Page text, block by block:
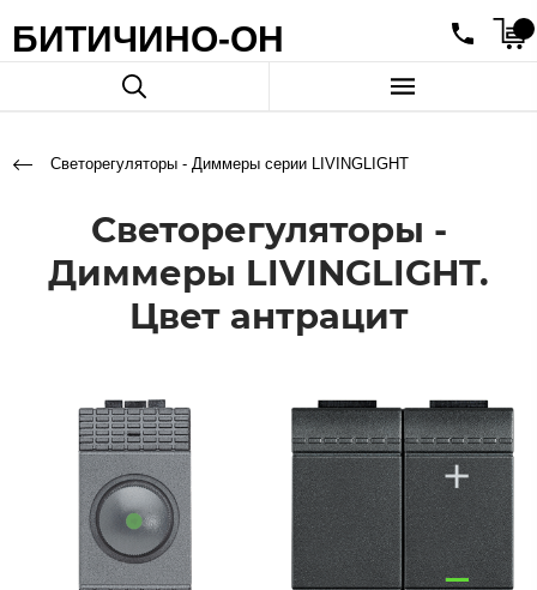
БИТИЧИНО-ОН
Светорегуляторы - Диммеры серии LIVINGLIGHT
Светорегуляторы -
Диммеры LIVINGLIGHT.
Цвет антрацит